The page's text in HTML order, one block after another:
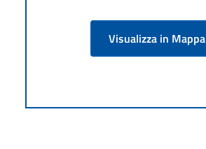
Visualizza in Mappa